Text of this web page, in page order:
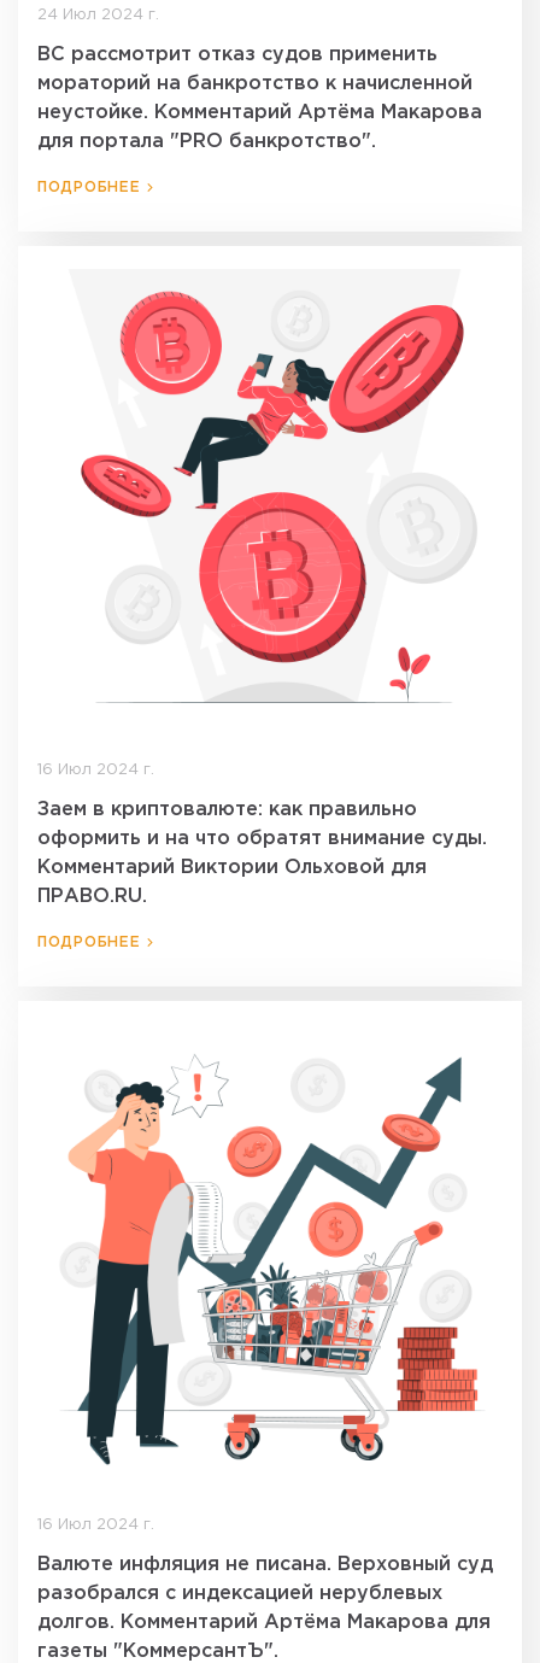
24 Июл 2024 г.
ВС рассмотрит отказ судов применить
мораторий на банкротство к начисленной
неустойке. Комментарий Артёма Макарова
для портала "PRO банкротство".
ПОДРОБНЕЕ
16 Июл 2024 г.
Заем в криптовалюте: как правильно
оформить и на что обратят внимание суды.
Комментарий Виктории Ольховой для
ПРАВО.RU.
ПОДРОБНЕЕ
16 Июл 2024 г.
Валюте инфляция не писана. Верховный суд
разобрался с индексацией нерублевых
долгов. Комментарий Артёма Макарова для
газеты "КоммерсантЪ".